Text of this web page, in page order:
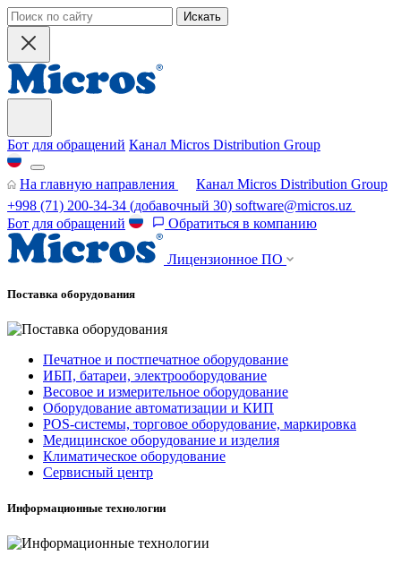
Искать
Бот для обращений Канал Micros Distribution Group
На главную направления
Канал Micros Distribution Group
+998 (71) 200-34-34 (добавочный 30) software@micros.uz
Бот для обращений
Обратиться в компанию
Лицензионное ПО
Поставка оборудования
Печатное и постпечатное оборудование
ИБП, батареи, электрооборудование
Весовое и измерительное оборудование
Оборудование автоматизации и КИП
POS-системы, торговое оборудование, маркировка
Медицинское оборудование и изделия
Климатическое оборудование
Сервисный центр
Информационные технологии